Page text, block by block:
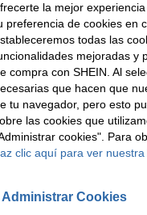
Ver Más Reseñas
Vieron
la mejor
preferencia de cookies en
todas las
mejoradas y
compra con SHEIN. Al
que hacen que
tu navegador, pero esto
las cookies que
cookies". Para
clic aquí para ver nuestra
Administrar Cookies